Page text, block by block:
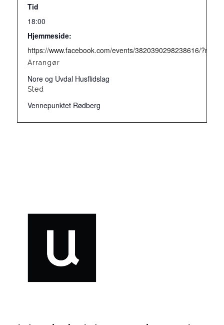
Tid
18:00
Hjemmeside:
https://www.facebook.com/events/3820390298238616/
Arrangør
Nore og Uvdal Husflidslag
Sted
Vennepunktet Rødberg